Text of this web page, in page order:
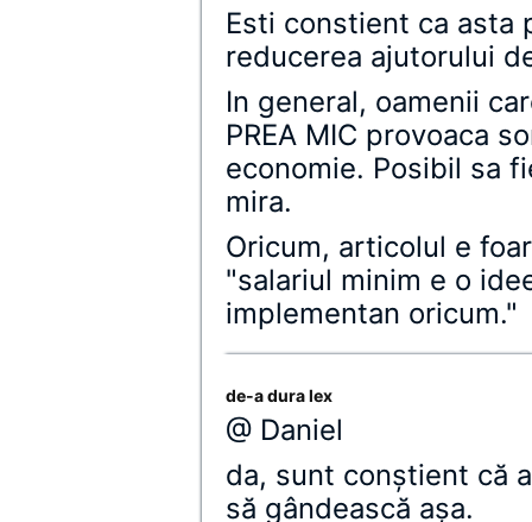
Esti constient ca asta
reducerea ajutorului
In general, oamenii
PREA MIC provoaca
economie. Posibil sa
mira.
Oricum, articolul e
"salariul minim e o
implementan oricum."
de-a dura lex
@ Daniel
da, sunt conştient că
să gândească aşa.